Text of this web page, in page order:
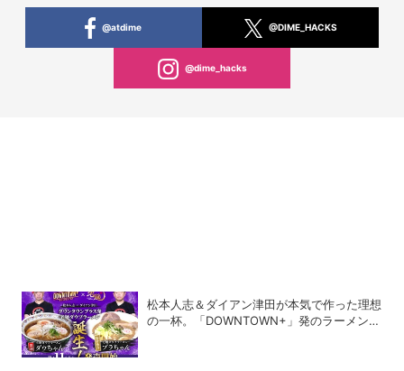
@atdime @DIME_HACKS
@dime_hacks
松本人志＆ダイアン津田が本気で作った理想
の一杯。「DOWNTOWN+」発のラーメンを